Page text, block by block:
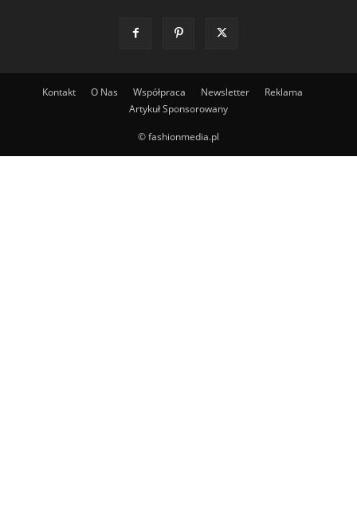
Kontakt O Nas Współpraca Newsletter
Reklama
Artykuł Sponsorowany
© fashionmedia.pl